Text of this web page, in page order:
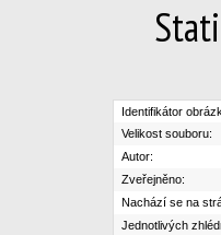
Identifikátor
Velikost souboru:
Autor:
Zveřejněno:
Nachází se na
Jednotlivých